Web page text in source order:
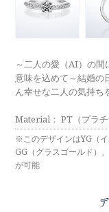
ブライダルリング
パーフェクトフィ
プロフェッショナ
メモリアルアルバ
レーザー刻印サー
ナノジュエリーコ
永久保証サービス
セミ・フルオーダ
よくあるご質問
リングコラム
～二人の愛（AI）の
意味を込めて～結婚の
ん幸せな二人の気持ち
Material： PT（プラチ
※このデザインはYG（イ
GG（グラスゴールド）
が可能